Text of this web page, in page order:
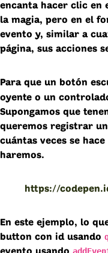
encanta hacer clic en
la magia, pero en el
evento y, similar a
página, sus acciones
Para que un botón
oyente o un
Supongamos que
queremos registrar
cuántas veces se
haremos.
https://
En este ejemplo, lo
button con id usando